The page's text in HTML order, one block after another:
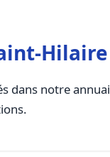
Hilaire
dans notre